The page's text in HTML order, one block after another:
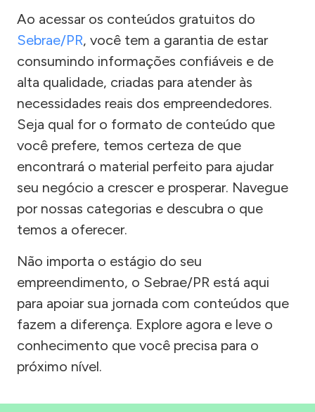
Ao acessar os conteúdos gratuitos do
Sebrae/PR, você tem a garantia de estar
consumindo informações confiáveis e de
alta qualidade, criadas para atender às
necessidades reais dos empreendedores.
Seja qual for o formato de conteúdo que
você prefere, temos certeza de que
encontrará o material perfeito para ajudar
seu negócio a crescer e prosperar. Navegue
por nossas categorias e descubra o que
temos a oferecer.
Não importa o estágio do seu
empreendimento, o Sebrae/PR está aqui
para apoiar sua jornada com conteúdos que
fazem a diferença. Explore agora e leve o
conhecimento que você precisa para o
próximo nível.